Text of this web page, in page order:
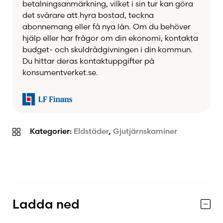
passar lika bra imodernasomtraditionellt
inreddahem.
Fördelar med Oden 6300
värmespridning
Kategorier: Eldstäder, Gjutjärnskaminer
betalningsanmärkning, vilket i sin tur kan göra
det svårare att hyra bostad, teckna
abonnemang eller få nya lån. Om du behöver
hjälp eller har frågor om din ekonomi, kontakta
budget- och skuldrådgivningen i din kommun.
Du hittar deras kontaktuppgifter på
konsumentverket.se.
Ladda ned